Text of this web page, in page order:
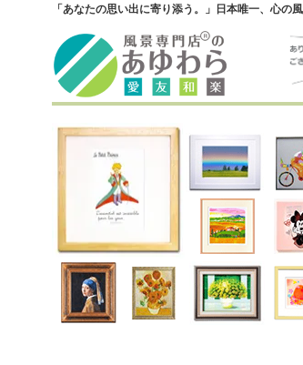
「あなたの思い出に寄り添う。」日本唯一、心